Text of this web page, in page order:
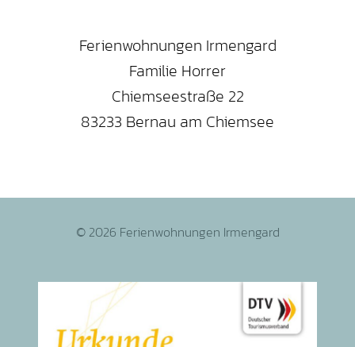
Ferienwohnungen Irmengard
Familie Horrer
Chiemseestraße 22
83233 Bernau am Chiemsee
© 2026 Ferienwohnungen Irmengard